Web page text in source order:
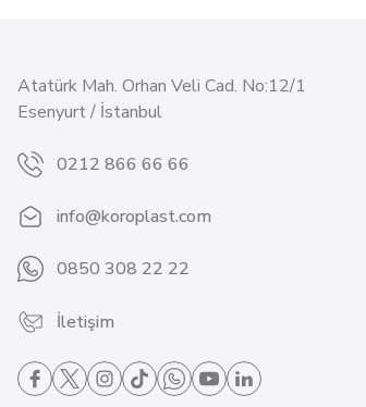
Atatürk Mah. Orhan Veli Cad. No:12/1
Esenyurt / İstanbul
0212 866 66 66
info@koroplast.com
0850 308 22 22
İletişim